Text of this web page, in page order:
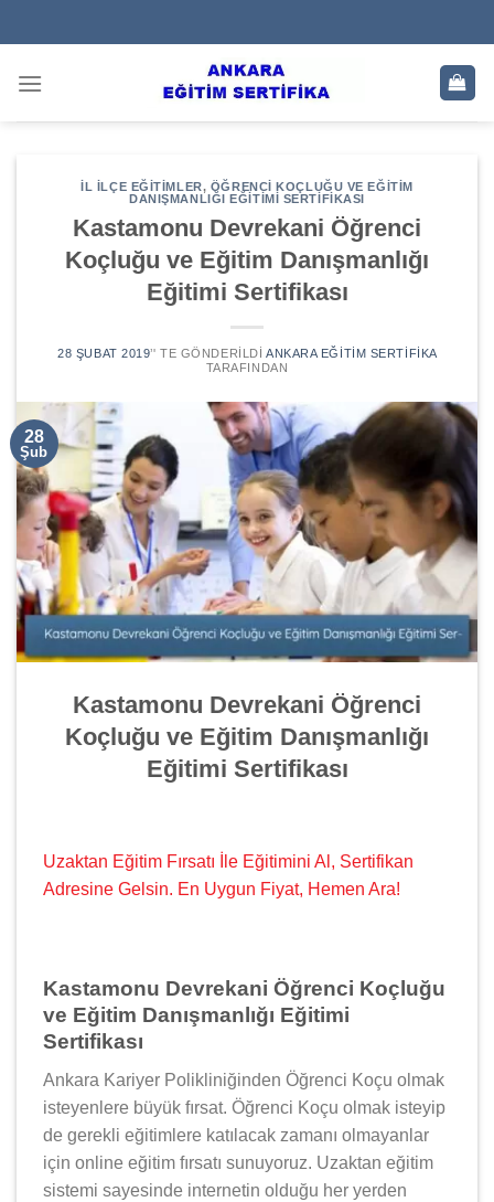
to
İL İLÇE EĞITIMLER, ÖĞRENCI KOÇLUĞU VE EĞITIM
DANIŞMANLIĞI EĞITIMI SERTIFIKASI
Kastamonu Devrekani Öğrenci
Koçluğu ve Eğitim Danışmanlığı
Eğitimi Sertifikası
28 ŞUBAT 2019’' TE GÖNDERILDI ANKARA EĞITIM SERTIFIKA
TARAFINDAN
28
Şub
Kastamonu Devrekani Öğrenci
Koçluğu ve Eğitim Danışmanlığı
Eğitimi Sertifikası
Uzaktan Eğitim Fırsatı İle Eğitimini Al, Sertifikan
Adresine Gelsin. En Uygun Fiyat, Hemen Ara!
Kastamonu Devrekani Öğrenci Koçluğu
ve Eğitim Danışmanlığı Eğitimi
Sertifikası
Ankara Kariyer Polikliniğinden Öğrenci Koçu olmak
isteyenlere büyük fırsat. Öğrenci Koçu olmak isteyip
de gerekli eğitimlere katılacak zamanı olmayanlar
için online eğitim fırsatı sunuyoruz. Uzaktan eğitim
sistemi sayesinde internetin olduğu her yerden